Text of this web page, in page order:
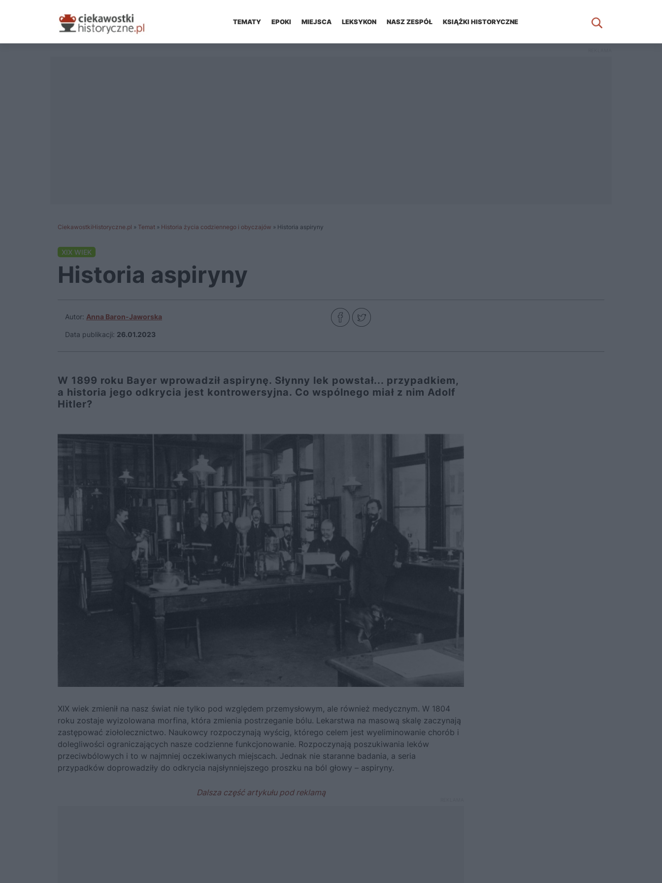
TEMATY EPOKI MIEJSCA LEKSYKON NASZ ZESPÓŁ KSIĄŻKI HISTORYCZNE
CiekawostkiHistoryczne.pl » Temat » Historia życia codziennego i obyczajów » Historia aspiryny
XIX WIEK
Historia aspiryny
Autor: Anna Baron-Jaworska
Data publikacji: 26.01.2023
W 1899 roku Bayer wprowadził aspirynę. Słynny lek powstał... przypadkiem,
a historia jego odkrycia jest kontrowersyjna. Co wspólnego miał z nim Adolf
Hitler?
XIX wiek zmienił na nasz świat nie tylko pod względem przemysłowym, ale również medycznym. W 1804
roku zostaje wyizolowana morfina, która zmienia postrzeganie bólu. Lekarstwa na masową skalę zaczynają
zastępować ziołolecznictwo. Naukowcy rozpoczynają wyścig, którego celem jest wyeliminowanie chorób i
dolegliwości ograniczających nasze codzienne funkcjonowanie. Rozpoczynają poszukiwania leków
przeciwbólowych i to w najmniej oczekiwanych miejscach. Jednak nie staranne badania, a seria
przypadków doprowadziły do odkrycia najsłynniejszego proszku na ból głowy – aspiryny.